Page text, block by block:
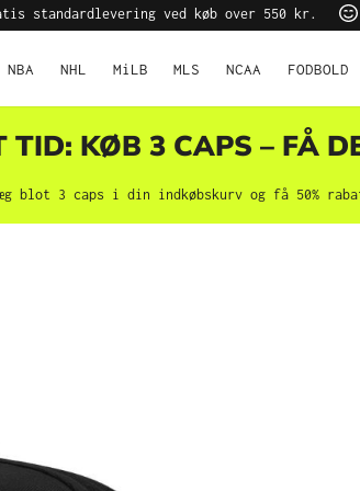
standardlevering ved køb over 550 kr.
NBA NHL MiLB MLS NCAA FODBOLD
KØB 3 CAPS – FÅ
blot 3 caps i din indkøbskurv og få 50%